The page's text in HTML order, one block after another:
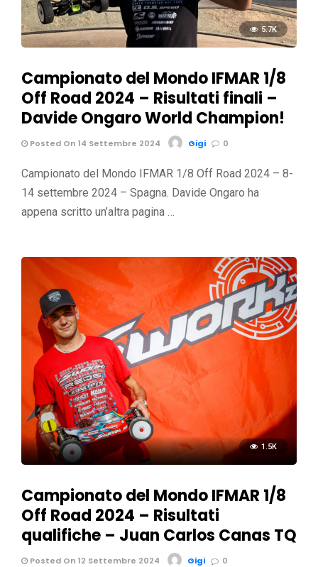
5.7K
Campionato del Mondo IFMAR 1/8
Off Road 2024 – Risultati finali –
Davide Ongaro World Champion!
Posted On 14 Settembre 2024 Gigi 0
Campionato del Mondo IFMAR 1/8 Off Road 2024 – 8-
14 settembre 2024 – Spagna. Davide Ongaro ha
appena scritto un’altra pagina …
1.5K
Campionato del Mondo IFMAR 1/8
Off Road 2024 – Risultati
qualifiche – Juan Carlos Canas TQ
Posted On 12 Settembre 2024 Gigi 0